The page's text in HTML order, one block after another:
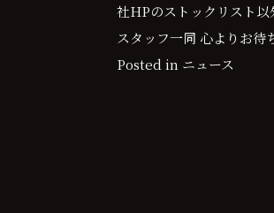
社HPのストックリスト
スタッフ一同 心よりお待
Posted in ニュース